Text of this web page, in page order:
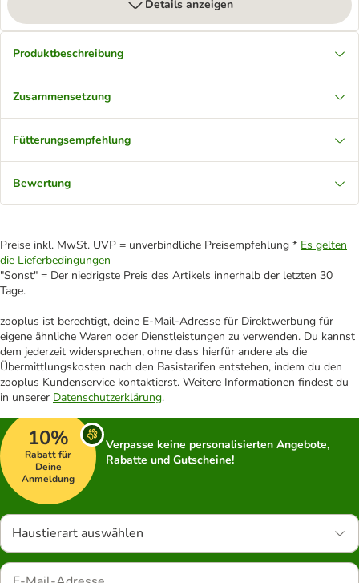
Details anzeigen
Produktbeschreibung
Zusammensetzung
Fütterungsempfehlung
Bewertung
Preise inkl. MwSt. UVP = unverbindliche Preisempfehlung * Es gelten
die Lieferbedingungen
"Sonst" = Der niedrigste Preis des Artikels innerhalb der letzten 30
Tage.
zooplus ist berechtigt, deine E-Mail-Adresse für Direktwerbung für
eigene ähnliche Waren oder Dienstleistungen zu verwenden. Du kannst
dem jederzeit widersprechen, ohne dass hierfür andere als die
Übermittlungskosten nach den Basistarifen entstehen, indem du den
zooplus Kundenservice kontaktierst. Weitere Informationen findest du
in unserer Datenschutzerklärung.
10%
Rabatt für
Deine
Anmeldung
Verpasse keine personalisierten Angebote,
Rabatte und Gutscheine!
Haustierart auswählen